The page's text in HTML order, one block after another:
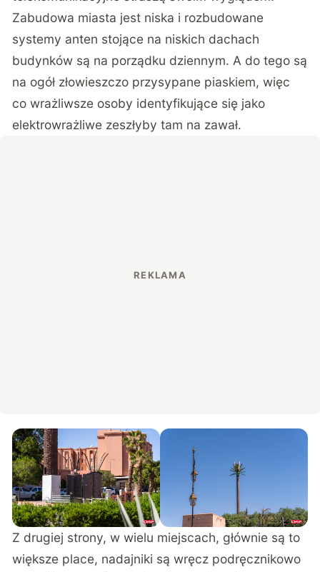
Zabudowa miasta jest niska i rozbudowane
systemy anten stojące na niskich dachach
budynków są na porządku dziennym. A do tego są
na ogół złowieszczo przysypane piaskiem, więc
co wrażliwsze osoby identyfikujące się jako
elektrowrażliwe zeszłyby tam na zawał.
Z drugiej strony, w wielu miejscach, głównie są to
większe place, nadajniki są wręcz podręcznikowo